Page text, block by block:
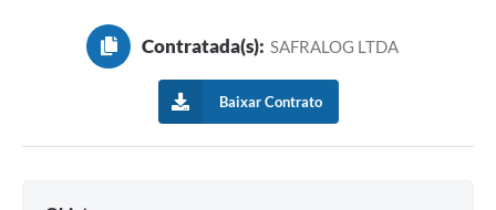
Formulários Contratada(s): SAFRALOG LTDA
Baixar Contrato